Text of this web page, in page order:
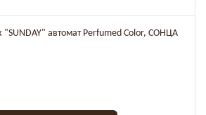
автомат Perfumed Color, СОНЦА